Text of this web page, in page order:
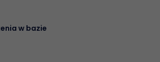
w bazie